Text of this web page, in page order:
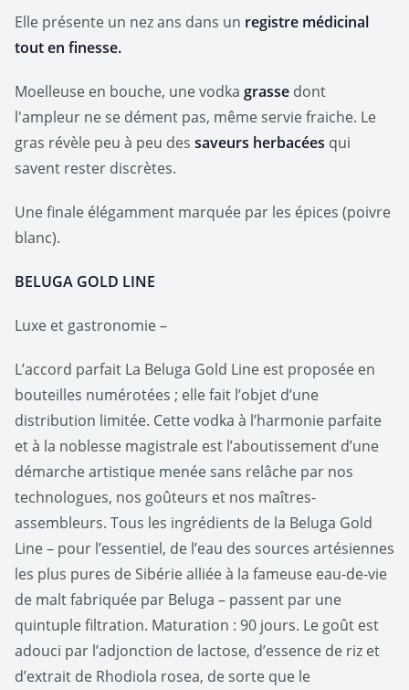
Elle présente un nez ans dans un registre médicinal
tout en finesse.
Moelleuse en bouche, une vodka grasse dont
l'ampleur ne se dément pas, même servie fraiche. Le
gras révèle peu à peu des saveurs herbacées qui
savent rester discrètes.
Une finale élégamment marquée par les épices (poivre
blanc).
BELUGA GOLD LINE
Luxe et gastronomie –
L’accord parfait La Beluga Gold Line est proposée en
bouteilles numérotées ; elle fait l’objet d’une
distribution limitée. Cette vodka à l’harmonie parfaite
et à la noblesse magistrale est l’aboutissement d’une
démarche artistique menée sans relâche par nos
technologues, nos goûteurs et nos maîtres-
assembleurs. Tous les ingrédients de la Beluga Gold
Line – pour l’essentiel, de l’eau des sources artésiennes
les plus pures de Sibérie alliée à la fameuse eau-de-vie
de malt fabriquée par Beluga – passent par une
quintuple filtration. Maturation : 90 jours. Le goût est
adouci par l’adjonction de lactose, d’essence de riz et
d’extrait de Rhodiola rosea, de sorte que le